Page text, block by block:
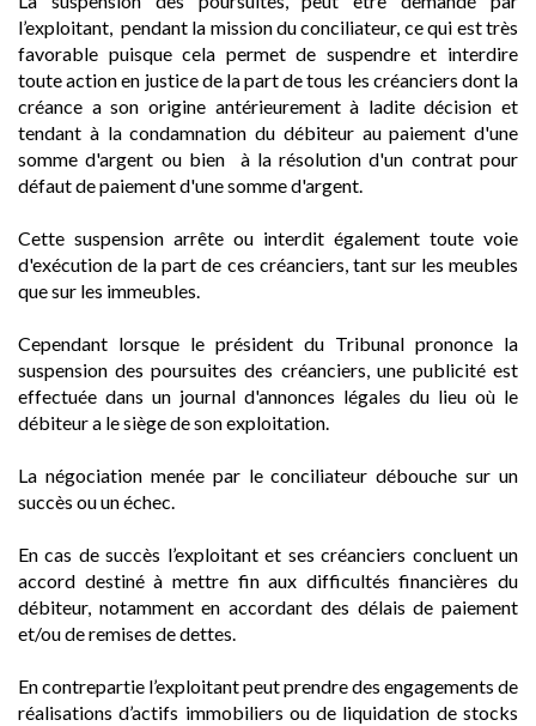
l’exploitant, pendant la mission du conciliateur, ce qui est très
favorable puisque cela permet de suspendre et interdire
toute action en justice de la part de tous les créanciers dont la
créance a son origine antérieurement à ladite décision et
tendant à la condamnation du débiteur au paiement d'une
somme d'argent ou bien à la résolution d'un contrat pour
défaut de paiement d'une somme d'argent.
Cette suspension arrête ou interdit également toute voie
d'exécution de la part de ces créanciers, tant sur les meubles
que sur les immeubles.
Cependant lorsque le président du Tribunal prononce la
suspension des poursuites des créanciers, une publicité est
effectuée dans un journal d'annonces légales du lieu où le
débiteur a le siège de son exploitation.
La négociation menée par le conciliateur débouche sur un
succès ou un échec.
En cas de succès l’exploitant et ses créanciers concluent un
accord destiné à mettre fin aux difficultés financières du
débiteur, notamment en accordant des délais de paiement
et/ou de remises de dettes.
En contrepartie l’exploitant peut prendre des engagements de
réalisations d’actifs immobiliers ou de liquidation de stocks